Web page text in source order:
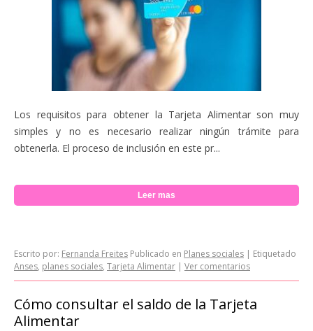
Los requisitos para obtener la Tarjeta Alimentar son muy
simples y no es necesario realizar ningún trámite para
obtenerla. El proceso de inclusión en este pr...
Leer mas
Escrito por: Fernanda Freites Publicado en Planes sociales | Etiquetado
Anses, planes sociales, Tarjeta Alimentar | Ver comentarios
Cómo consultar el saldo de la Tarjeta
Alimentar